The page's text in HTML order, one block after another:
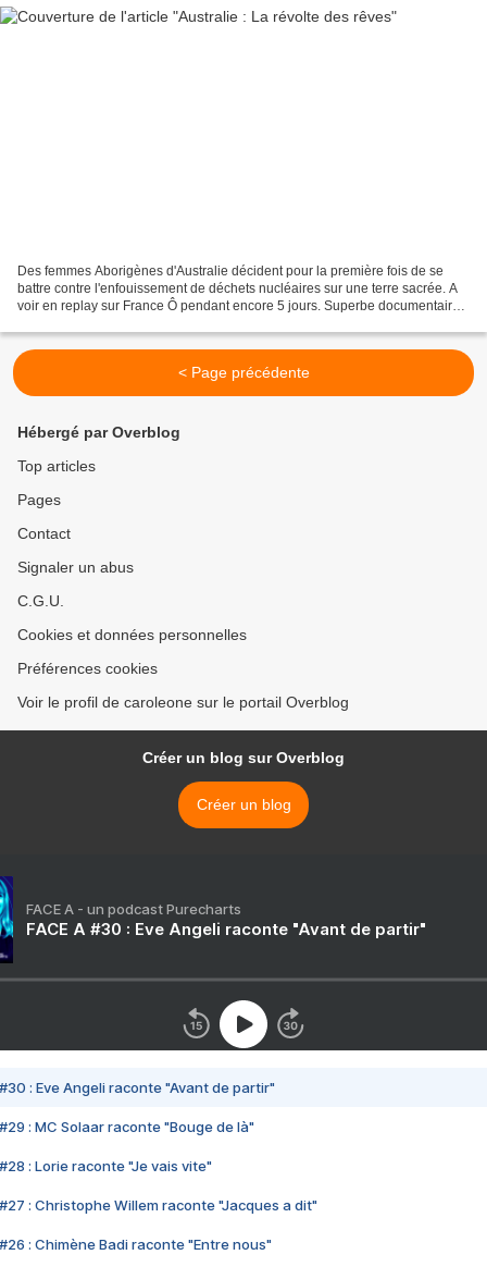
Des femmes Aborigènes d'Australie décident pour la première fois de se
battre contre l'enfouissement de déchets nucléaires sur une terre sacrée. A
voir en replay sur France Ô pendant encore 5 jours. Superbe documentaire
< Page précédente
Hébergé par Overblog
Top articles
Pages
Contact
Signaler un abus
C.G.U.
Cookies et données personnelles
Préférences cookies
Voir le profil de caroleone sur le portail Overblog
Créer un blog sur Overblog
Créer un blog
FACE A - un podcast Purecharts
FACE A #30 : Eve Angeli raconte "Avant de partir"
#30 : Eve Angeli raconte "Avant de partir"
#29 : MC Solaar raconte "Bouge de là"
#28 : Lorie raconte "Je vais vite"
#27 : Christophe Willem raconte "Jacques a dit"
#26 : Chimène Badi raconte "Entre nous"